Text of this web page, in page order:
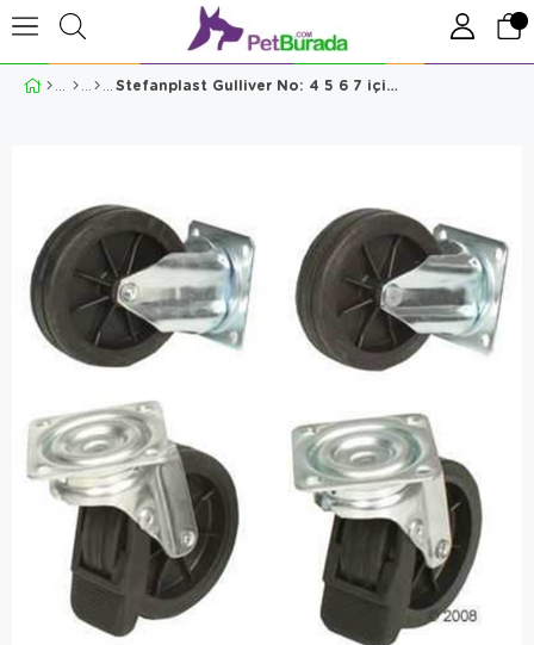
Stefanplast Gulliver No: 4 5 6 7 için Teker Takımı